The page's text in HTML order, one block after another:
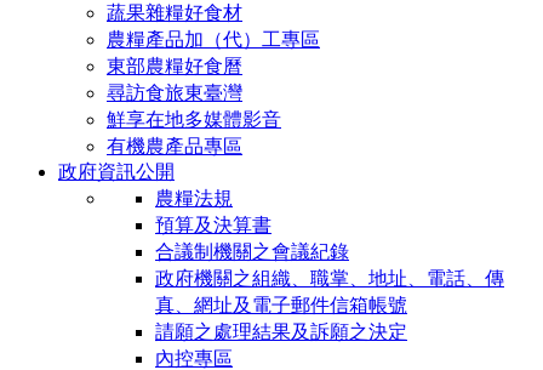
蔬果雜糧好食材
農糧產品加（代）工專區
東部農糧好食曆
尋訪食旅東臺灣
鮮享在地多媒體影音
有機農產品專區
政府資訊公開
農糧法規
預算及決算書
合議制機關之會議紀錄
政府機關之組織、職掌、地址、電話、傳
真、網址及電子郵件信箱帳號
請願之處理結果及訴願之決定
內控專區